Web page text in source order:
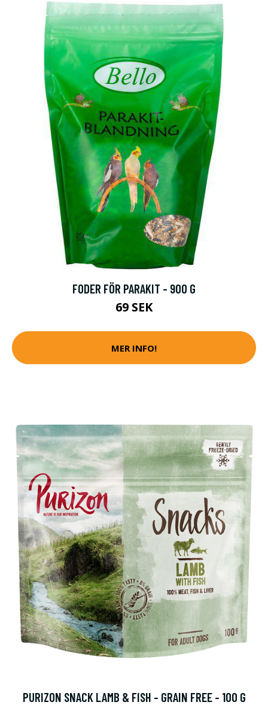
FODER FÖR PARAKIT - 900 G
69 SEK
MER INFO!
PURIZON SNACK LAMB & FISH - GRAIN FREE - 100 G